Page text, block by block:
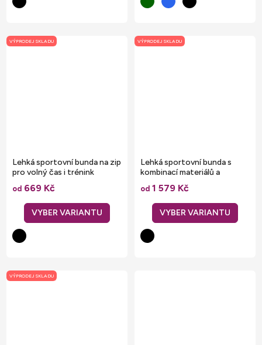
VÝPRODEJ SKLADU
Lehká sportovní bunda na zip
pro volný čas i trénink
od 669 Kč
VÝPRODEJ SKLADU
Lehká sportovní bunda s
kombinací materiálů a
od 1 579 Kč
VÝPRODEJ SKLADU